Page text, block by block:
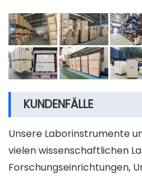
KUNDENFÄLLE
Unsere Laborinstrumente
vielen wissenschaftlichen
Forschungseinrichtungen,